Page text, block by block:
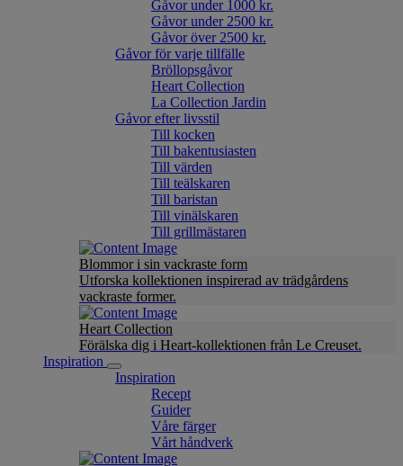
Gåvor under 1000 kr.
Gåvor under 2500 kr.
Gåvor över 2500 kr.
Gåvor för varje tillfälle
Bröllopsgåvor
Heart Collection
La Collection Jardin
Gåvor efter livsstil
Till kocken
Till bakentusiasten
Till värden
Till teälskaren
Till baristan
Till vinälskaren
Till grillmästaren
Blommor i sin vackraste form
Utforska kollektionen inspirerad av trädgårdens
vackraste former.
Heart Collection
Förälska dig i Heart-kollektionen från Le Creuset.
Inspiration
Inspiration
Recept
Guider
Våre färger
Vårt håndverk